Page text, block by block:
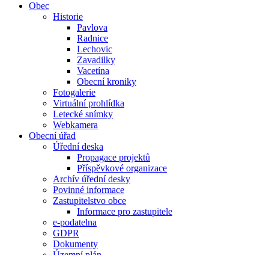
Obec
Historie
Pavlova
Radnice
Lechovic
Zavadilky
Vacetína
Obecní kroniky
Fotogalerie
Virtuální prohlídka
Letecké snímky
Webkamera
Obecní úřad
Úřední deska
Propagace projektů
Příspěvkové organizace
Archív úřední desky
Povinné informace
Zastupitelstvo obce
Informace pro zastupitele
e-podatelna
GDPR
Dokumenty